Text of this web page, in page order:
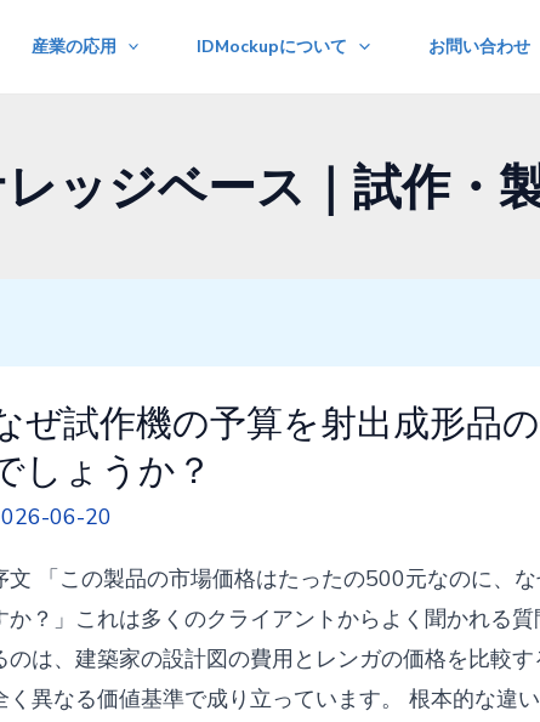
産業の応用 IDMockupについて お問い合わせ
ッジベース｜試作・
ぜ試作機の予算を射出成形品
しょうか？
06-20
文 「この製品の市場価格はたったの500元なのに、
か？」これは多くのクライアントからよく聞かれる
のは、建築家の設計図の費用とレンガの価格を比較
く異なる価値基準で成り立っています。 根本的な違